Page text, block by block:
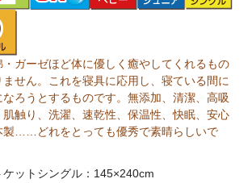
・ガーゼほど体に優しく癒やしてくれるもの
ません。これを寝具に応用し、寝ている間に
なろうとするものです。無添加、清潔、高吸
肌触り、洗濯、速乾性、保温性、快眠、安心
製……どれをとっても優秀で素晴らしいで
ケットシングル：145×240cm